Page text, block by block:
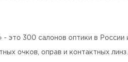
- это 300 салонов оптики в
очков, оправ и контактных